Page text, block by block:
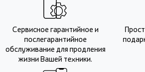
Сервисное гарантийное и
послегарантийное
обслуживание для продления
жизни Вашей техники.